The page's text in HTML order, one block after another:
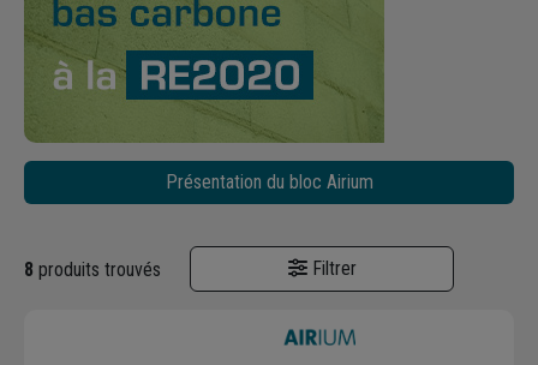
8 produits trouvés Filtrer
Présentation du bloc Airium